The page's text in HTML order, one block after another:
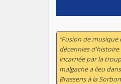
“Fusion de
décennies d'histoire
incarnée par la
malgache a lieu
Brassens à la